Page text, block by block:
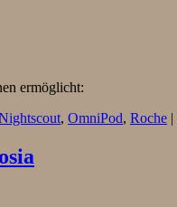
ermöglicht:
, OmniPod, Roche |